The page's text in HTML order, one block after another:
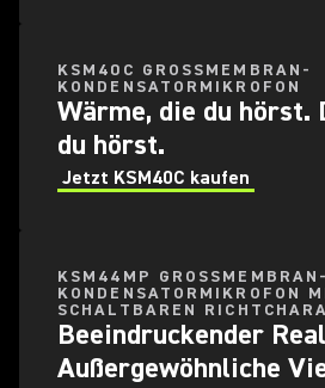
KSM40C GROSSMEMBRAN-K
ONDENSATORMIKROFON
Wärme, die du hörst.
du hörst.
Jetzt KSM40C kaufen
KSM44MP GROSSMEMBRAN-K
ONDENSATORMIKROFON
CHALTBAREN
Beeindruckender
Außergewöhnliche